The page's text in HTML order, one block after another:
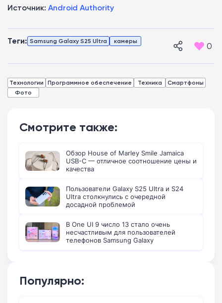
Источник: Android Authority
Теги: Samsung Galaxy S25 Ultra камеры 0
Технологии Программное обеспечение Техника
Смартфоны
Фото
Смотрите также:
Обзор House of Marley Smile Jamaica
USB-C — отличное соотношение цены и
качества
Пользователи Galaxy S25 Ultra и S24
Ultra столкнулись с очередной
досадной проблемой
В One UI 9 число 13 стало очень
несчастливым для пользователей
телефонов Samsung Galaxy
Популярно: